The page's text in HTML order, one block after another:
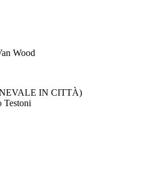
Wood
IN CITTÀ)
Testoni